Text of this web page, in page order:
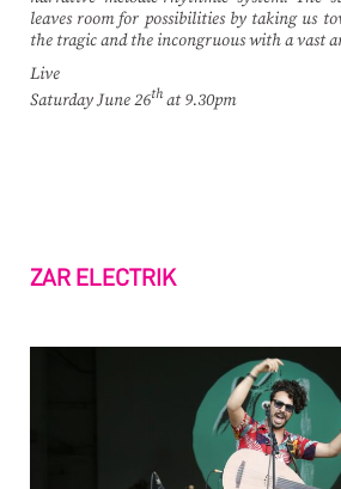
leaves room for possibilities by taking us
the tragic and the incongruous with a vast
Live
Saturday June 26that 9.30pm
ZAR ELECTRIK